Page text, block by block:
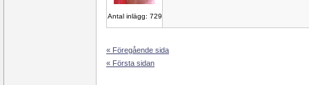
Antal inlägg: 729
« Föregående sida
« Första sidan